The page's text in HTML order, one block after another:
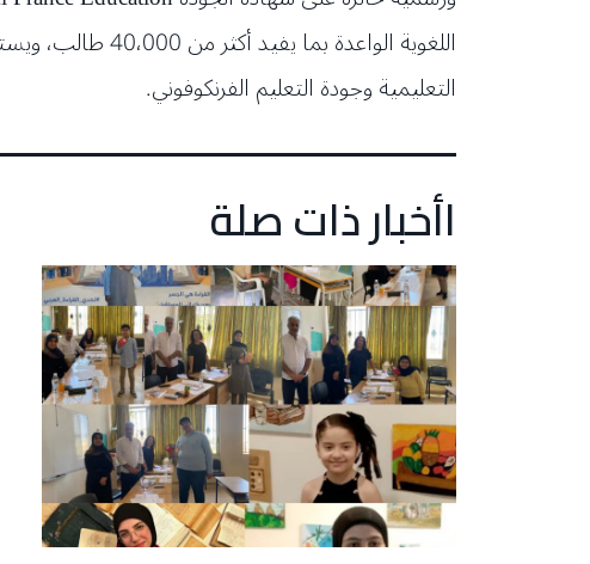
اللغوية
التعليمية وجودة التعليم الفرنكوفوني.
اأخبار ذات صلة